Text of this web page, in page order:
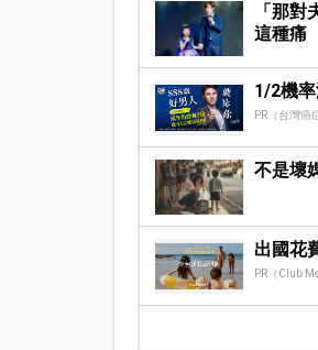
「那
這種痛
1/2機
PR（台灣癌
不是壞
出國花
PR（Club